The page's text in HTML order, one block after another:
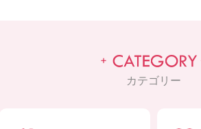
カテゴリー